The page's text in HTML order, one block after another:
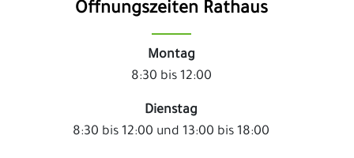
Öffnungszeiten Rathaus
Montag
8:30 bis 12:00
Dienstag
8:30 bis 12:00 und 13:00 bis 18:00